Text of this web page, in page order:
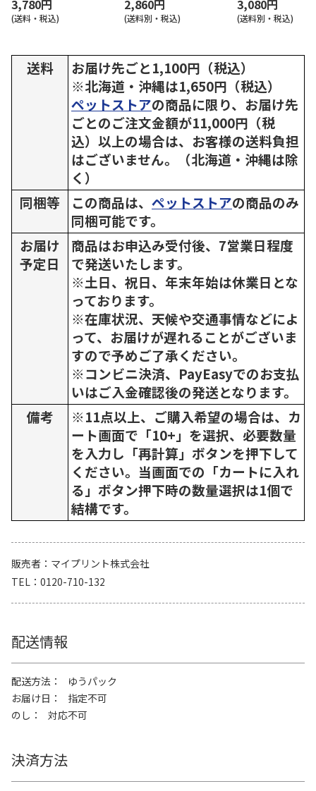
3,780円
(送料・税込)
2,860円
(送料別・税込)
3,080円
(送料別・税込)
送料
お届け先ごと1,100円（税込）
※北海道・沖縄は1,650円（税込）
ペットストアの商品に限り、お届け先
ごとのご注文金額が11,000円（税
込）以上の場合は、お客様の送料負担
はございません。（北海道・沖縄は除
く）
同梱等
この商品は、 ペットストアの商品のみ
同梱可能です。
お届け
予定日
商品はお申込み受付後、7営業日程度
で発送いたします。
※土日、祝日、年末年始は休業日とな
っております。
※在庫状況、天候や交通事情などによ
って、お届けが遅れることがございま
すので予めご了承ください。
※コンビニ決済、PayEasyでのお支払
いはご入金確認後の発送となります。
備考
※11点以上、ご購入希望の場合は、カ
ート画面で「10+」を選択、必要数量
を入力し「再計算」ボタンを押下して
ください。当画面での「カートに入れ
る」ボタン押下時の数量選択は1個で
結構です。
販売者
マイプリント株式会社
TEL
0120-710-132
配送情報
配送方法
ゆうパック
お届け日
指定不可
のし
対応不可
決済方法